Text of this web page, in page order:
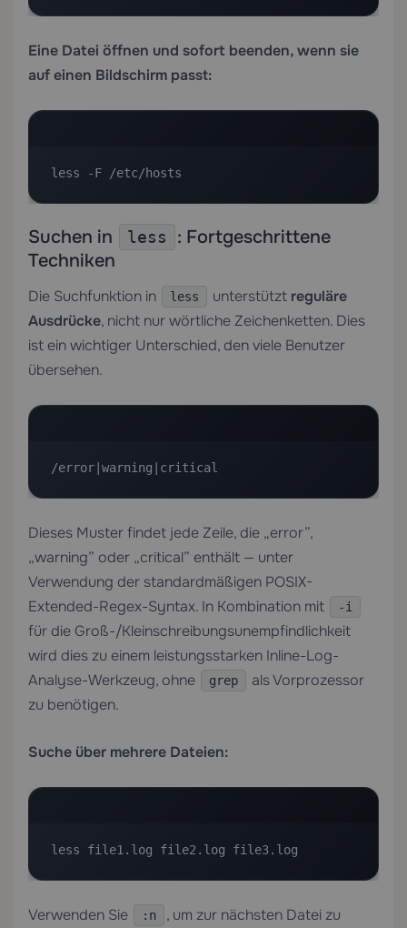
Eine Datei öffnen und sofort beenden, wenn sie
auf einen Bildschirm passt:
less -F /etc/hosts
Suchen in less
: Fortgeschrittene
Techniken
Die Suchfunktion in less unterstützt reguläre
Ausdrücke, nicht nur wörtliche Zeichenketten. Dies
ist ein wichtiger Unterschied, den viele Benutzer
übersehen.
/error|warning|critical
Dieses Muster findet jede Zeile, die „error”,
„warning” oder „critical” enthält — unter
Verwendung der standardmäßigen POSIX-
Extended-Regex-Syntax. In Kombination mit
-i
für die Groß-/Kleinschreibungsunempfindlichkeit
wird dies zu einem leistungsstarken Inline-Log-
Analyse-Werkzeug, ohne
grep
als Vorprozessor
zu benötigen.
Suche über mehrere Dateien:
less file1.log file2.log file3.log
Verwenden Sie :n
, um zur nächsten Datei zu